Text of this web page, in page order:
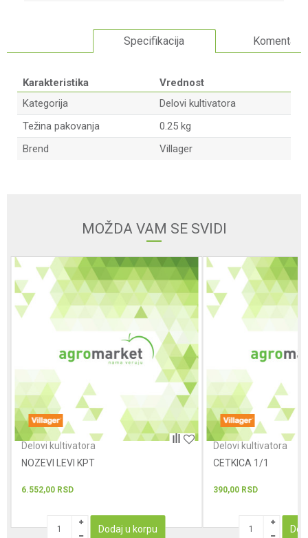
Specifikacija Komentari
Karakteristika
Vrednost
Kategorija
Delovi kultivatora
Težina pakovanja
0.25 kg
Brend
Villager
Poruka
POŠALJI
MOŽDA VAM SE SVIDI
Delovi kultivatora
NOZEVI LEVI KPT
6.552,00 RSD
Dodaj u korpu
Delovi kultivatora
CETKICA 1/1
390,00 RSD